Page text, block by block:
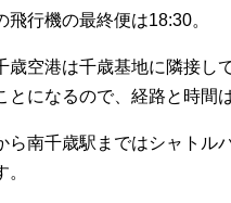
飛行機の最終便は18:30。
空港は千歳基地に隣接し
とになるので、経路と時間
ら南千歳駅まではシャトル
。